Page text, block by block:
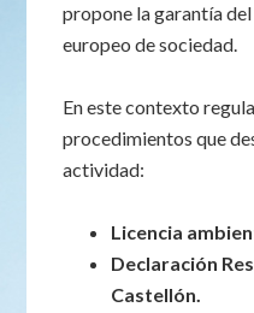
propone la garantía
europeo de sociedad.
En este contexto
procedimientos que
actividad:
Licencia
Declaración
Castellón.